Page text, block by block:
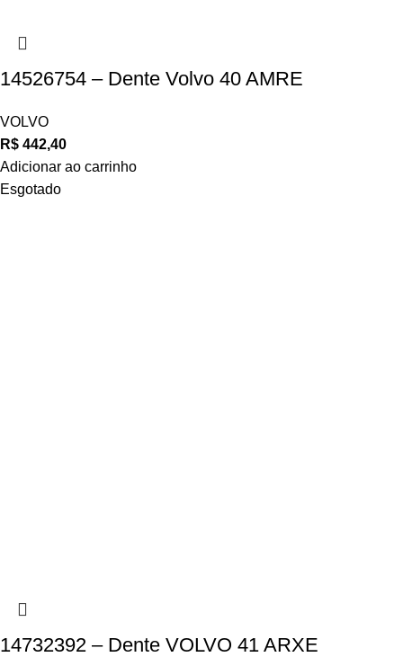
14526754 – Dente Volvo 40 AMRE
VOLVO
R$ 442,40
Adicionar ao carrinho
Esgotado
14732392 – Dente VOLVO 41 ARXE